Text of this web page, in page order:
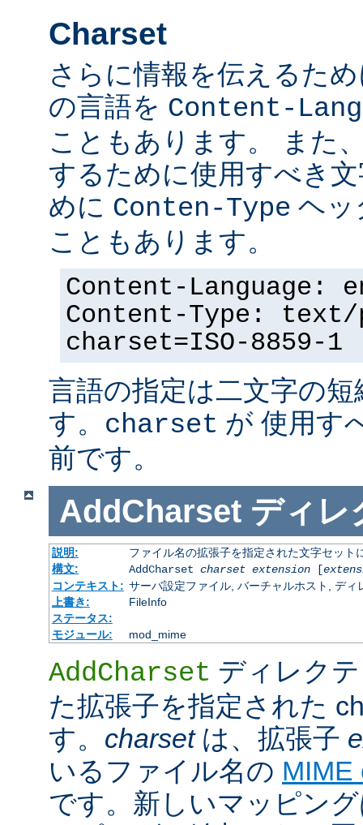
Charset
さらに情報を伝えるた
の言語を Content-
こともあります。 また
するために使用すべき
めに Conten-Type ヘッ
こともあります。
Content-Language:
Content-Type:
charset=ISO-8859-1
言語の指定は二文字の
す。 charset が 使用す
前です。
AddCharset ディレ
説明:
ファイル名の拡張子を指定された文字セット
構文:
AddCharset charset extension[
コンテキスト: サーバ設定ファイル, バーチャルホスト, ディ
上書き:
FileInfo
ステータス:
モジュール:
mod_mime
AddCharset ディレク
た拡張子を指定された
す。 charsetは、拡張子
いるファイル名の MIME
です。新しいマッピン